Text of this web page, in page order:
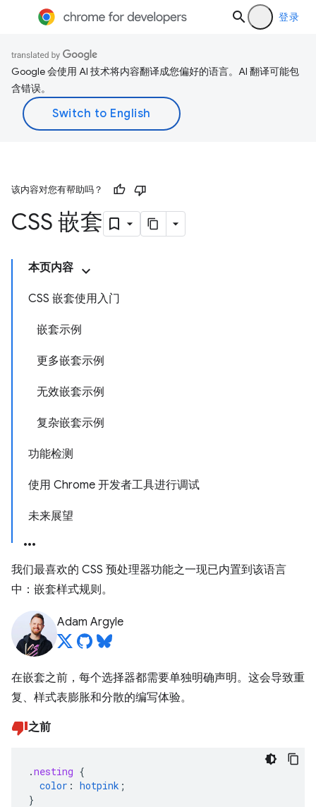
登录
Google 会使用 AI 技术将内容翻译成您偏好的语言。AI 翻译可能包
含错误。
该内容对您有帮助吗？
CSS 嵌套
本页内容
CSS 嵌套使用入门
嵌套示例
更多嵌套示例
无效嵌套示例
复杂嵌套示例
功能检测
使用 Chrome 开发者工具进行调试
未来展望
我们最喜欢的 CSS 预处理器功能之一现已内置到该语言
中：嵌套样式规则。
Adam Argyle
在嵌套之前，每个选择器都需要单独明确声明。这会导致重
复、样式表膨胀和分散的编写体验。
之前
.nesting {
color : hotpink ;
}